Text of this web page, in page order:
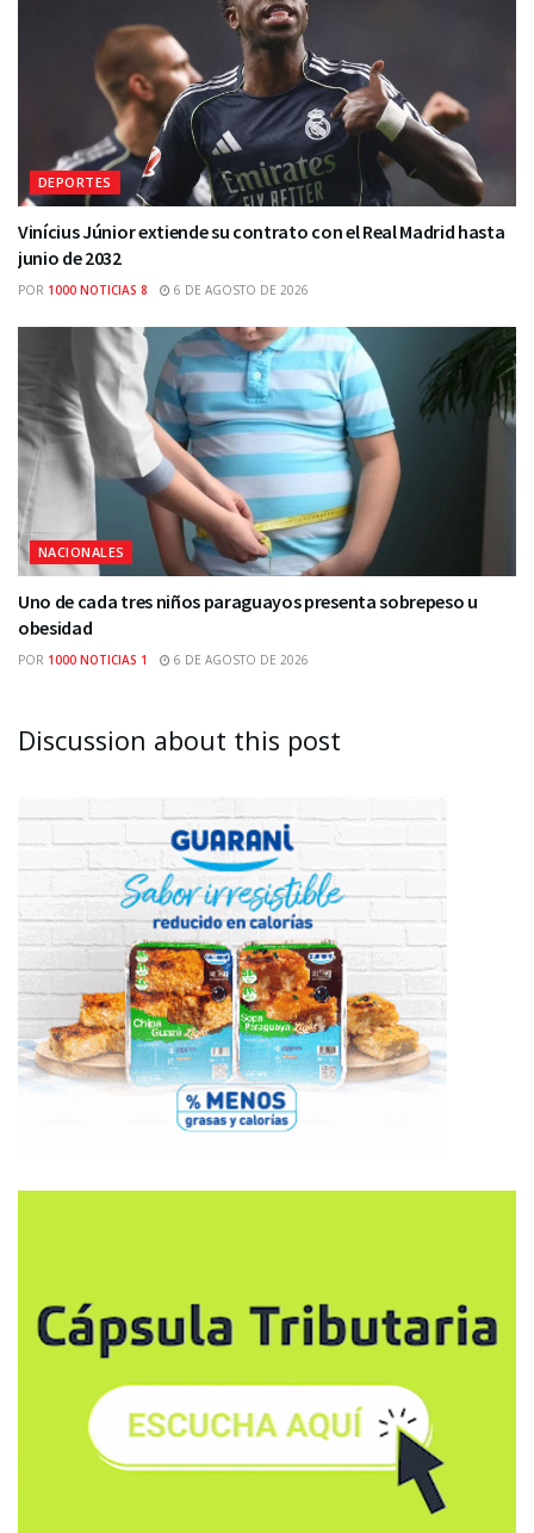
DEPORTES
Vinícius Júnior extiende su contrato con el Real Madrid hasta
junio de 2032
POR 1000 NOTICIAS 8 6 DE AGOSTO DE 2026
NACIONALES
Uno de cada tres niños paraguayos presenta sobrepeso u
obesidad
POR 1000 NOTICIAS 1 6 DE AGOSTO DE 2026
Discussion about this post